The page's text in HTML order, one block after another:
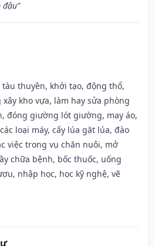
tàu thuyền, khởi tạo, động thổ,
kho vựa, làm hay sửa phòng
đóng giường lót giường, may áo,
loại máy, cấy lúa gặt lúa, đào
việc trong vụ chăn nuôi, mở
chữa bệnh, bốc thuốc, uống
nhập học, học kỹ nghệ, vẽ